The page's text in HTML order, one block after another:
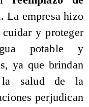
. La empresa hizo
y proteger
potable y
ya que brindan
la salud de la
perjudican